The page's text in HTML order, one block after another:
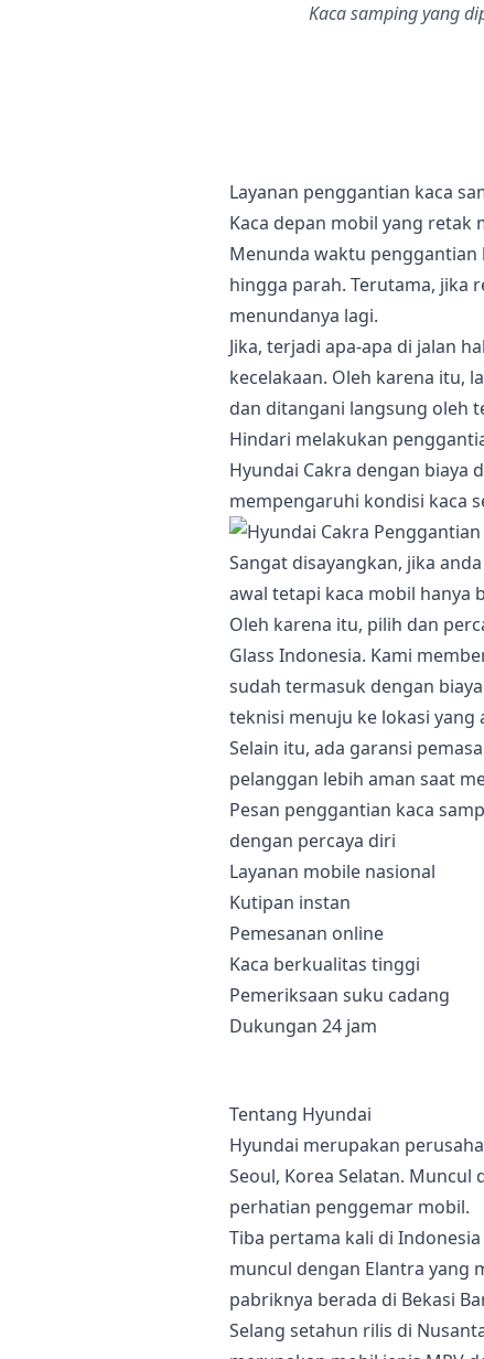
Kaca samping yang
Layanan penggantian kaca
Kaca depan mobil yang retak
Menunda waktu penggantian
hingga parah. Terutama, jika
menundanya lagi.
Jika, terjadi apa-apa di jalan
kecelakaan. Oleh karena itu,
dan ditangani langsung oleh
Hindari melakukan
Hyundai Cakra dengan biaya
mempengaruhi kondisi kaca
Sangat disayangkan, jika
awal tetapi kaca mobil hanya
Oleh karena itu, pilih dan
Glass Indonesia. Kami
sudah termasuk dengan
teknisi menuju ke lokasi yang
Selain itu, ada garansi
pelanggan lebih aman saat
Pesan penggantian kaca
dengan percaya diri
Layanan mobile nasional
Kutipan instan
Pemesanan online
Kaca berkualitas tinggi
Pemeriksaan suku cadang
Dukungan 24 jam
Tentang Hyundai
Hyundai merupakan
Seoul, Korea Selatan.
perhatian penggemar mobil.
Tiba pertama kali di
muncul dengan Elantra yang
pabriknya berada di Bekasi
Selang setahun rilis di